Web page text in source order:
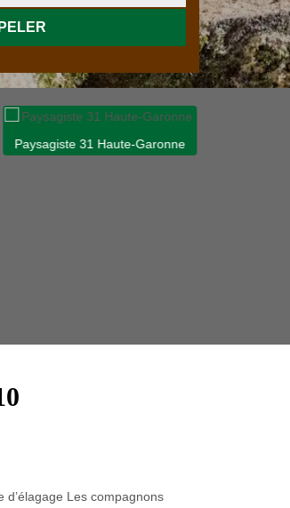
Paysagiste 31 Haute-Garonne
d’élagage Les compagnons